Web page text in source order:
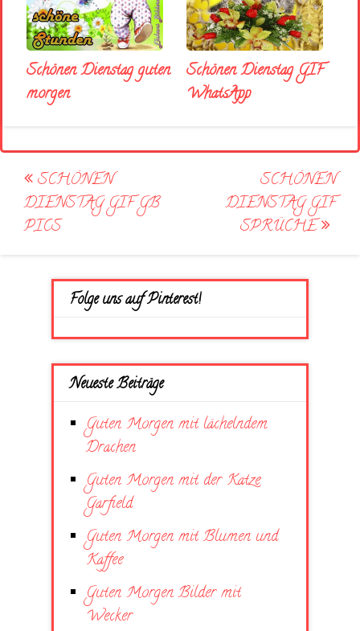
Schönen Dienstag guten
morgen
Schönen Dienstag GIF
WhatsApp
Post
navigation
SCHÖNEN
DIENSTAG GIF GB
PICS
SCHÖNEN
DIENSTAG GIF
SPRÜCHE
Folge uns auf Pinterest!
Neueste Beiträge
Guten Morgen mit lächelndem
Drachen
Guten Morgen mit der Katze
Garfield
Guten Morgen mit Blumen und
Kaffee
Guten Morgen Bilder mit
Wecker